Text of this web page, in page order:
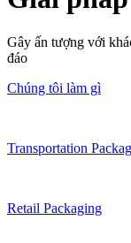
Gây ấn tượng với
đáo
Chúng tôi làm gì
Transportation
Retail Packaging